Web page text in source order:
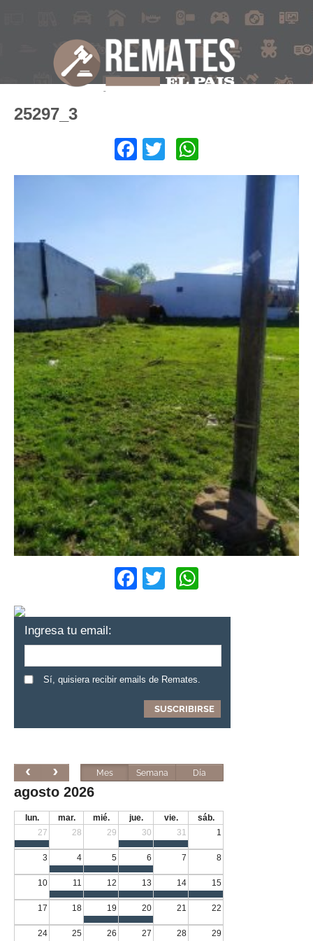
25297_3
Facebook
Twitter
Facebook
Twitter
Ingresa tu email:
Sí, quisiera recibir emails de Remates.
Mes Semana Día
agosto 2026
lun. mar. mié. jue. vie.
sáb.
27
28 29 30 31 1
3 4 5 6 7 8
10 11 12 13 14 15
17 18 19 20 21 22
24 25 26 27 28 29